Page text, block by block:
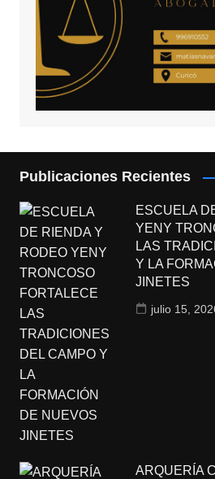
Publicaciones Recientes
ESCUELA
YENY
LAS
Y LA
JINETES
julio 15,
ARQUERÍA